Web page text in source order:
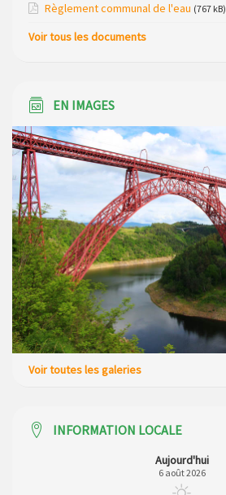
2026
Règlement communal de l'eau (767 kB)
Voir tous les documents
EN IMAGES
Voir toutes les galeries
INFORMATION LOCALE
Aujourd'hui
6 août 2026